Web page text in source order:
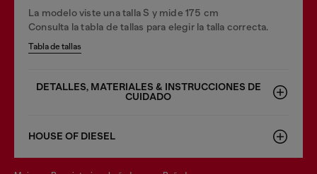
La modelo viste una talla S y mide 175 cm
Consulta la tabla de tallas para elegir la talla correcta.
Tabla de tallas
DETALLES, MATERIALES & INSTRUCCIONES DE
CUIDADO
HOUSE OF DIESEL